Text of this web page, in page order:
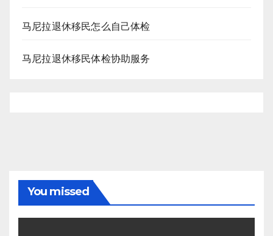
马尼拉退休移民怎么自己体检
马尼拉退休移民体检协助服务
You missed